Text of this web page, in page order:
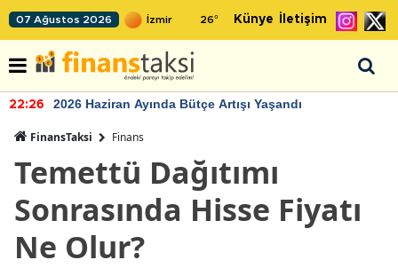
07 Ağustos 2026 26° Künye İletişim
22:26 2026 Haziran Ayında Bütçe Artışı Yaşandı
FinansTaksi Finans
Temettü Dağıtımı
Sonrasında Hisse Fiyatı
Ne Olur?